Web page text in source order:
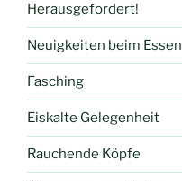
Herausgefordert!
Neuigkeiten beim Essen
Fasching
Eiskalte Gelegenheit
Rauchende Köpfe